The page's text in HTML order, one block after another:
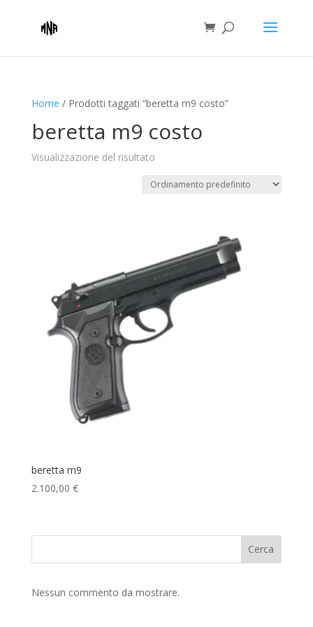
Home / Prodotti taggati “beretta m9 costo”
beretta m9 costo
Visualizzazione del risultato
beretta m9
2.100,00 €
Cerca
Nessun commento da mostrare.